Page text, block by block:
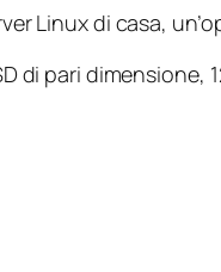
Linux di casa,
di pari dimensione,